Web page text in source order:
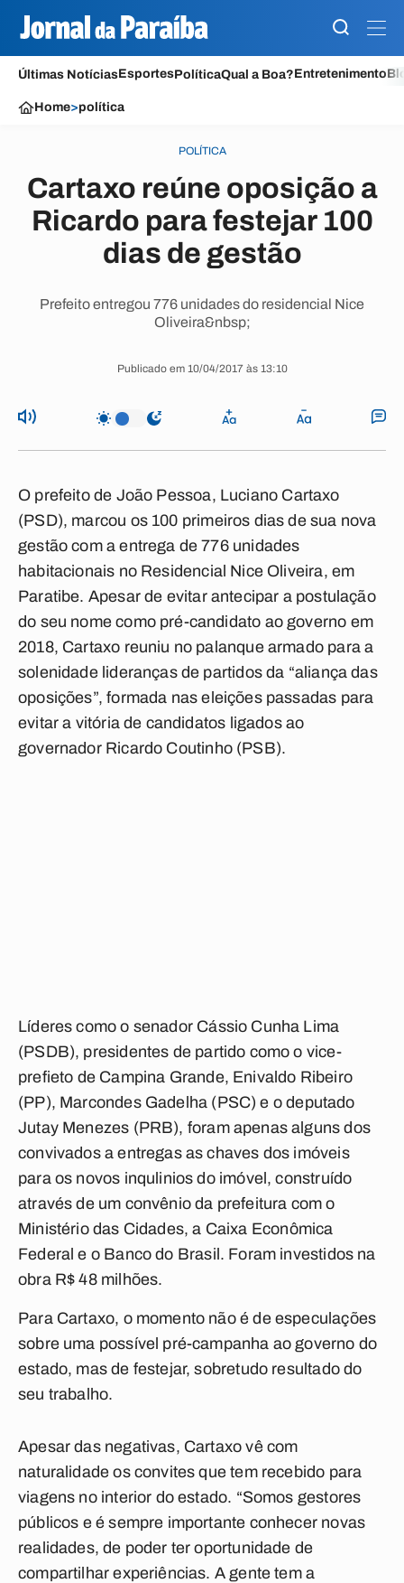
Últimas NotíciasEsportesPolíticaQual a Boa?Entretenimento
Home>política
POLÍTICA
Cartaxo reúne oposição a
Ricardo para festejar 100
dias de gestão
Prefeito entregou 776 unidades do residencial Nice
Oliveira&nbsp;
Publicado em 10/04/2017 às 13:10
O prefeito de João Pessoa, Luciano Cartaxo
(PSD), marcou os 100 primeiros dias de sua nova
gestão com a entrega de 776 unidades
habitacionais no Residencial Nice Oliveira, em
Paratibe. Apesar de evitar antecipar a postulação
do seu nome como pré-candidato ao governo em
2018, Cartaxo reuniu no palanque armado para a
solenidade lideranças de partidos da “aliança das
oposições”, formada nas eleições passadas para
evitar a vitória de candidatos ligados ao
governador Ricardo Coutinho(PSB).
Líderes como o senador Cássio Cunha Lima
(PSDB), presidentes de partido como o vice-
prefieto de Campina Grande, Enivaldo Ribeiro
(PP), Marcondes Gadelha (PSC)e o deputado
Jutay Menezes (PRB), foram apenas alguns dos
convivados a entregas as chaves dos imóveis
para os novos inqulinios do imóvel, construído
através de um convênio da prefeitura com o
Ministério das Cidades, a Caixa Econômica
Federal e o Banco do Brasil . Foram investidos na
obra R$ 48 milhões.
Para Cartaxo, o momento não é de especulações
sobre uma possível pré-campanha ao governo do
estado, mas de festejar, sobretudo resultado do
seu trabalho.
Apesar das negativas, Cartaxo vê com
naturalidade os convites que tem recebido para
viagens no interior do estado. “Somos gestores
públicos e é sempre importante conhecer novas
realidades, de poder ter oportunidade de
compartilhar experiências. A gente tem a